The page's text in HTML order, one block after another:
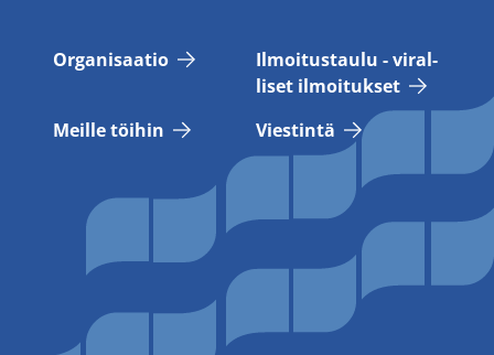
Or­ga­ni­saa­tio
Il­moi­tus­tau­lu - vi­ral­
li­set il­moi­tuk­set
Meil­le töi­hin
Vies­tin­tä